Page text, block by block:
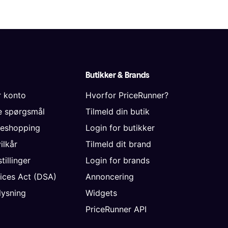
konto
spørgsmål
Act (DSA)
Butikker & Brands
Hvorfor PriceRunner?
Tilmeld din butik
Login for butikker
Tilmeld dit brand
Login for brands
Annoncering
Widgets
PriceRunner API